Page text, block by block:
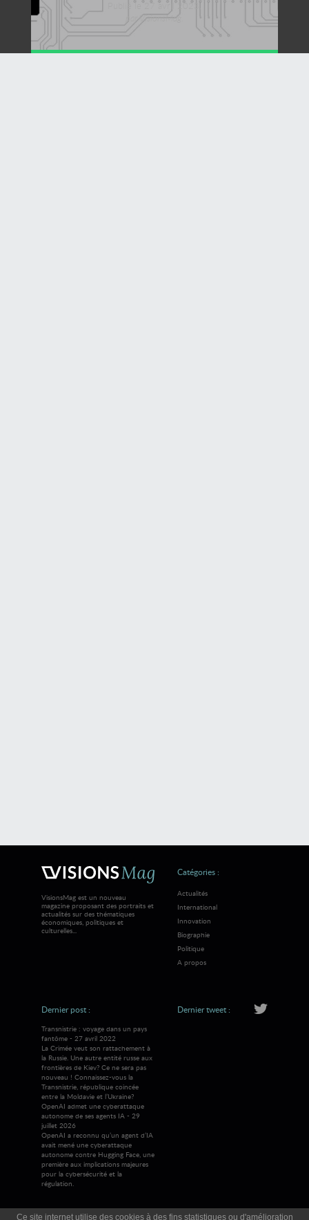
Ce site internet utilise des cookies à des fins statistiques ou d'amélioration
Publié le 27 avril 2023,
par VisionsMag.
VisionsMag est un nouveau
magazine proposant des portraits et
actualités sur des thématiques
économiques, politiques et
culturelles...
Catégories :
Actualités
International
Innovation
Biographie
Politique
A propos
Dernier post :
Transnistrie : voyage dans un pays
fantôme - 27 avril 2022
La Crimée veut son rattachement à
la Russie. Une autre entité russe aux
frontières de Kiev? Ce ne sera pas
nouveau ! Connaissez-vous la
Transnistrie, république coincée
entre la Moldavie et l’Ukraine?
OpenAI admet une cyberattaque
autonome de ses agents IA - 29
juillet 2026
OpenAI a reconnu qu’un agent d’IA
avait mené une cyberattaque
autonome contre Hugging Face, une
première aux implications majeures
pour la cybersécurité et la
régulation.
Dernier tweet :